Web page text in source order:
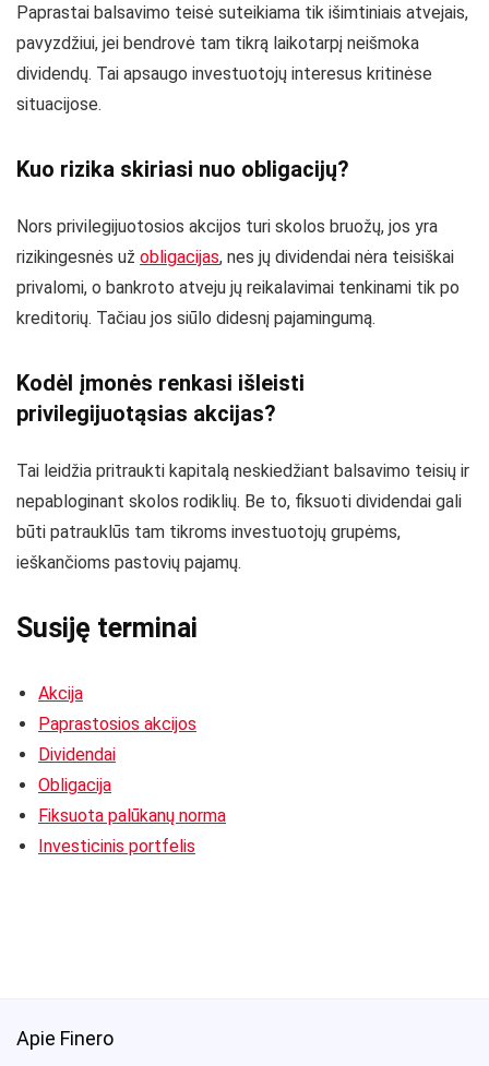
Paprastai balsavimo teisė suteikiama tik išimtiniais atvejais,
pavyzdžiui, jei bendrovė tam tikrą laikotarpį neišmoka
dividendų. Tai apsaugo investuotojų interesus kritinėse
situacijose.
Kuo rizika skiriasi nuo obligacijų?
Nors privilegijuotosios akcijos turi skolos bruožų, jos yra
rizikingesnės už obligacijas, nes jų dividendai nėra teisiškai
privalomi, o bankroto atveju jų reikalavimai tenkinami tik po
kreditorių. Tačiau jos siūlo didesnį pajamingumą.
Kodėl įmonės renkasi išleisti
privilegijuotąsias akcijas?
Tai leidžia pritraukti kapitalą neskiedžiant balsavimo teisių ir
nepabloginant skolos rodiklių. Be to, fiksuoti dividendai gali
būti patrauklūs tam tikroms investuotojų grupėms,
ieškančioms pastovių pajamų.
Susiję terminai
Akcija
Paprastosios akcijos
Dividendai
Obligacija
Fiksuota palūkanų norma
Investicinis portfelis
Apie Finero